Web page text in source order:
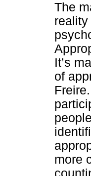
The
It’s
of
more